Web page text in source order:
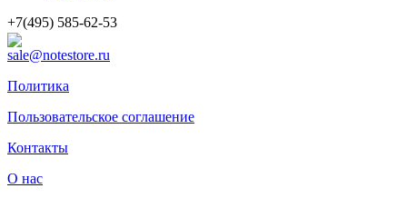
+7(495) 585-62-53
sale@notestore.ru
Политика
Пользовательское соглашение
Контакты
О нас